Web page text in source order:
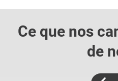
Ce que nos
de